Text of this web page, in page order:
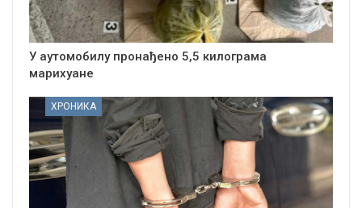
У аутомобилу пронађено 5,5 килограма
марихуане
ХРОНИКА